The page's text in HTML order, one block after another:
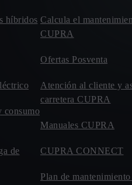
híbridos
consumo
de
Calcula el
CUPRA
Ofertas Posventa
Atención al cliente y
carretera CUPRA
Manuales CUPRA
CUPRA CONNECT
Plan de